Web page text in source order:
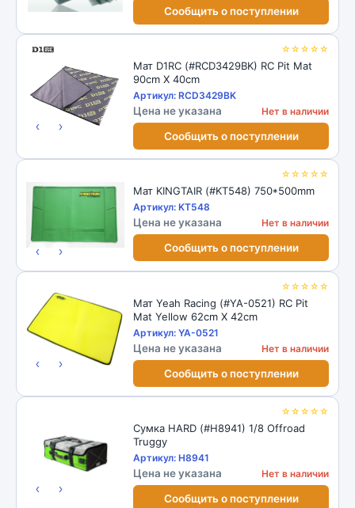
Сообщить о поступлении
☆☆☆☆☆
‹ ›
Мат D1RC (#RCD3429BK) RC Pit Mat
90cm X 40cm
Артикул: RCD3429BK
Цена не указана Нет в наличии
Сообщить о поступлении
☆☆☆☆☆
‹ ›
Мат KINGTAIR (#KT548) 750*500mm
Артикул: KT548
Цена не указана Нет в наличии
Сообщить о поступлении
☆☆☆☆☆
‹ ›
Мат Yeah Racing (#YA-0521) RC Pit
Mat Yellow 62cm X 42cm
Артикул: YA-0521
Цена не указана Нет в наличии
Сообщить о поступлении
☆☆☆☆☆
‹ ›
Сумка HARD (#H8941) 1/8 Offroad
Truggy
Артикул: H8941
Цена не указана Нет в наличии
Сообщить о поступлении